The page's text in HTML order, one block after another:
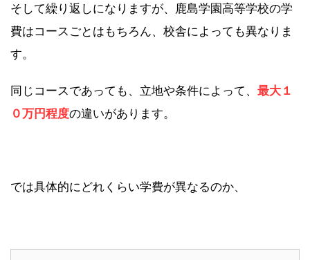
そして繰り返しになりますが、鹿島学園高等学校の学
費はコースごとはもちろん、校舎によっても異なりま
す。
同じコースであっても、立地や条件によって、 最大１
０万円程度の違いがあります。
では具体的にどれくらい学費が異なるのか、